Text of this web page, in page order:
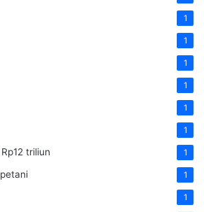
1
1
1
1
1
1
triliun 1
1
1